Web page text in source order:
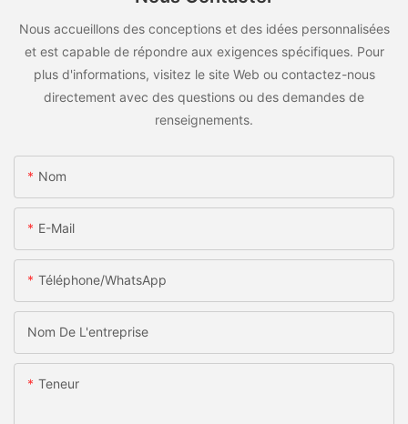
Nous accueillons des conceptions et des idées personnalisées
et est capable de répondre aux exigences spécifiques. Pour
plus d'informations, visitez le site Web ou contactez-nous
directement avec des questions ou des demandes de
renseignements.
Nom
E-Mail
Téléphone/WhatsApp
Nom De L'entreprise
Teneur